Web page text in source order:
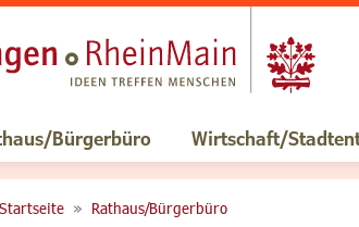
Bürgerbüro Wirtschaft/
Startseite Rathaus/Bürgerbüro